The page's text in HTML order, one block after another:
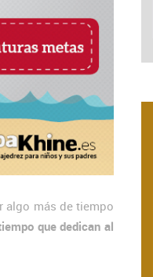
algo más de tiempo
que dedican al